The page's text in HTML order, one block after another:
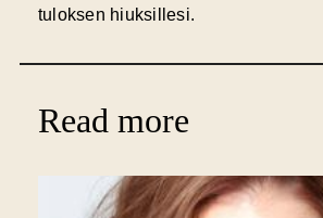
tuloksen hiuksillesi.
Read more